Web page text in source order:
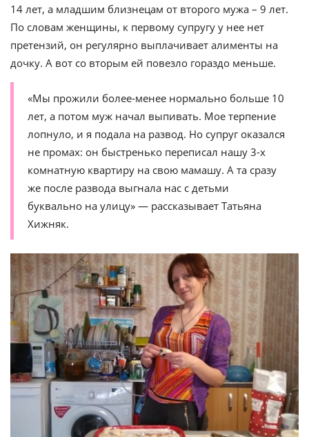
14 лет, а младшим близнецам от второго мужа – 9 лет.
По словам женщины, к первому супругу у нее нет
претензий, он регулярно выплачивает алименты на
дочку. А вот со вторым ей повезло гораздо меньше.
«Мы прожили более-менее нормально больше 10
лет, а потом муж начал выпивать. Мое терпение
лопнуло, и я подала на развод. Но супруг оказался
не промах: он быстренько переписал нашу 3-х
комнатную квартиру на свою мамашу. А та сразу
же после развода выгнала нас с детьми
буквально на улицу» — рассказывает Татьяна
Хижняк.